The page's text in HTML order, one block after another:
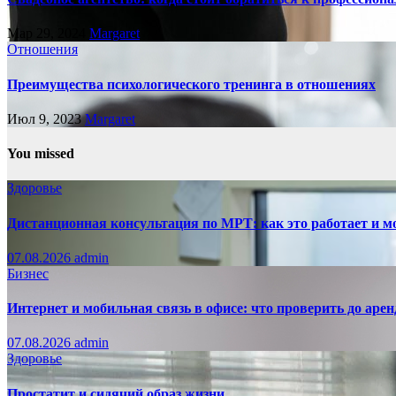
Мар 29, 2024 Margaret
Отношения
Преимущества психологического тренинга в отношениях
Июл 9, 2023Margaret
You missed
Здоровье
Дистанционная консультация по МРТ: как это работает и
07.08.2026 admin
Бизнес
Интернет и мобильная связь в офисе: что проверить до
07.08.2026 admin
Здоровье